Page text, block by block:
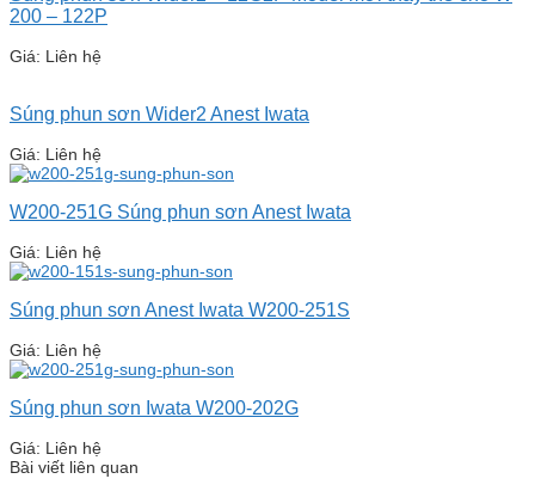
200 – 122P
Giá: Liên hệ
Súng phun sơn Wider2 Anest Iwata
Giá: Liên hệ
W200-251G Súng phun sơn Anest Iwata
Giá: Liên hệ
Súng phun sơn Anest Iwata W200-251S
Giá: Liên hệ
Súng phun sơn Iwata W200-202G
Giá: Liên hệ
Bài viết liên quan